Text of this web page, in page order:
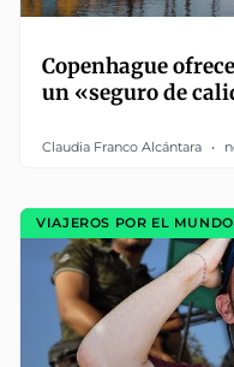
Copenhague
un «seguro de
Claudia Franco Alcántara
VIAJEROS POR EL MUNDO